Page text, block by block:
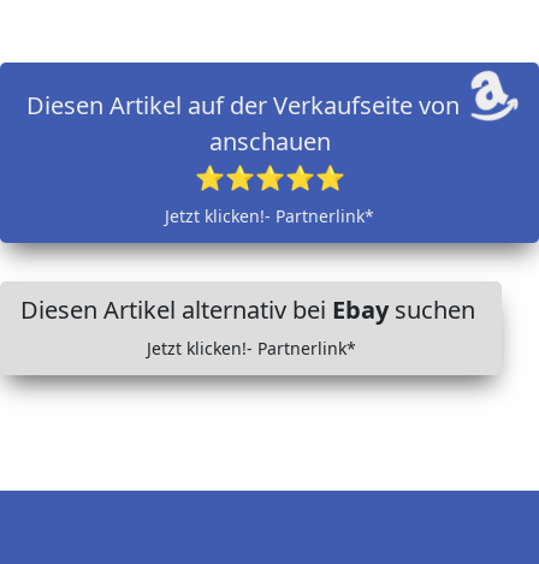
Diesen Artikel auf der Verkaufseite von
anschauen
⭐⭐⭐⭐⭐
Jetzt klicken!- Partnerlink*
Diesen Artikel alternativ bei Ebaysuchen
Jetzt klicken!- Partnerlink*